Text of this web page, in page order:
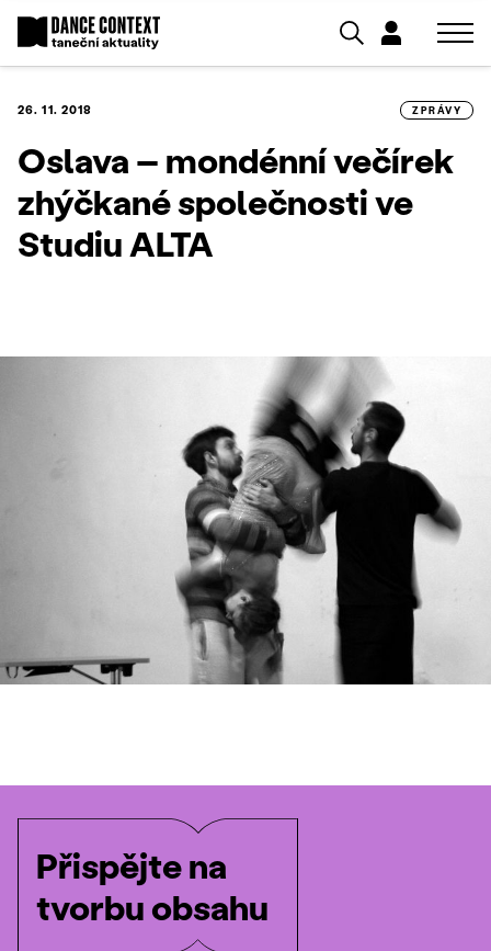
26. 11. 2018 ZPRÁVY
Oslava – mondénní večírek
zhýčkané společnosti ve
Studiu ALTA
Přispějte na
tvorbu obsahu